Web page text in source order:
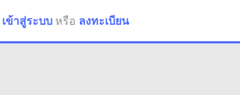
เข้าสู่ระบบ หรือ ลงทะเบียน